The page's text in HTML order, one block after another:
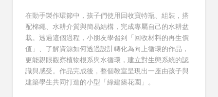
在動手製作環節中，孩子們使用回收寶特瓶、組裝，搭
配棉繩、水耕介質與簡易結構，完成專屬自己的水耕盆
栽。透過這個過程，小朋友學習到「回收材料的再生價
值」、了解資源如何透過設計轉化為向上循環的作品，
更能親眼觀察植物根系與水循環，建立對生態系統的認
識與感受。作品完成後，整個教室呈現出一座由孩子與
建築學生共同打造的小型「綠建築花園」。